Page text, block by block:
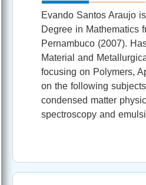
Evando Santos Araujo
Degree in Mathematics
Pernambuco (2007).
Material and
focusing on Polymers,
on the following
condensed matter
spectroscopy and